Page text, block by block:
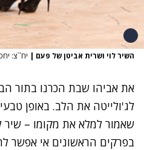
השיר לוי ושרית אביטן של פעם | יח``צ:
את אביהו שבת הכרנו בתור
לג'ולייטה את הלב. באופן
שאמור למלא את מקומו – שיר
בפרקים הראשונים אי אפשר